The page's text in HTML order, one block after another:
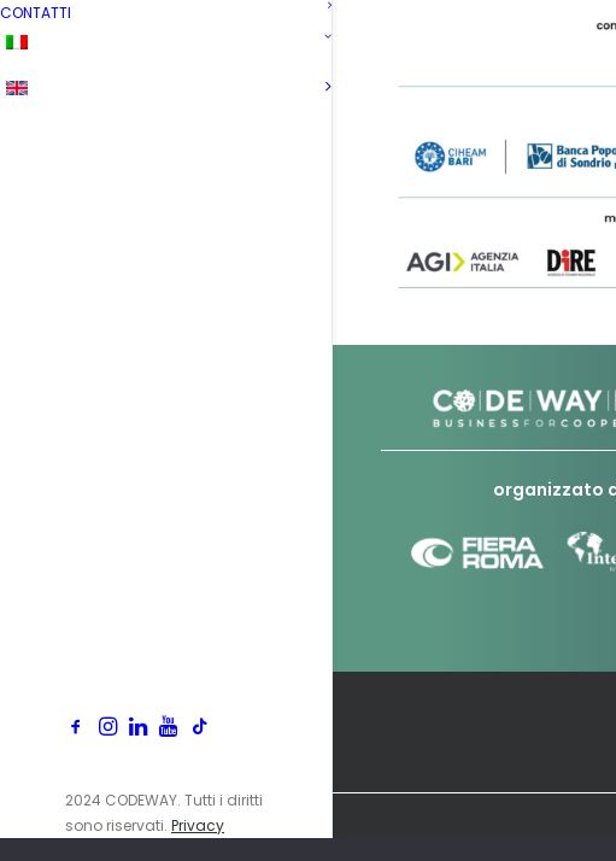
CONTATTI
2024 CODEWAY. Tutti i diritti
sono riservati. Privacy
organizzato